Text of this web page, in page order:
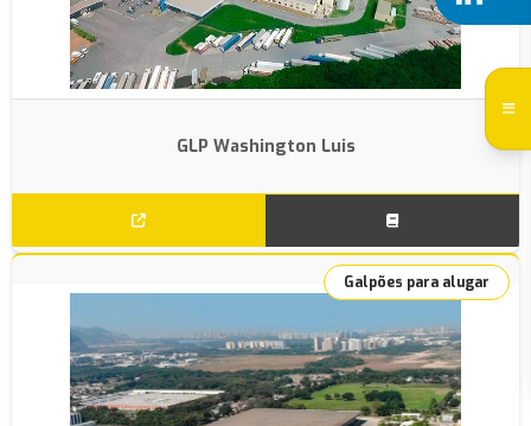
GLP Washington Luis
Galpões para alugar